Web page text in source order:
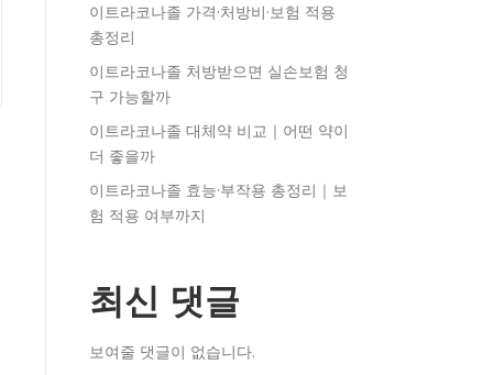
이트라코나졸 가격·처방비·보험 적용
총정리
이트라코나졸 처방받으면 실손보험 청
구 가능할까
이트라코나졸 대체약 비교｜어떤 약이
더 좋을까
이트라코나졸 효능·부작용 총정리｜보
험 적용 여부까지
최신 댓글
보여줄 댓글이 없습니다.